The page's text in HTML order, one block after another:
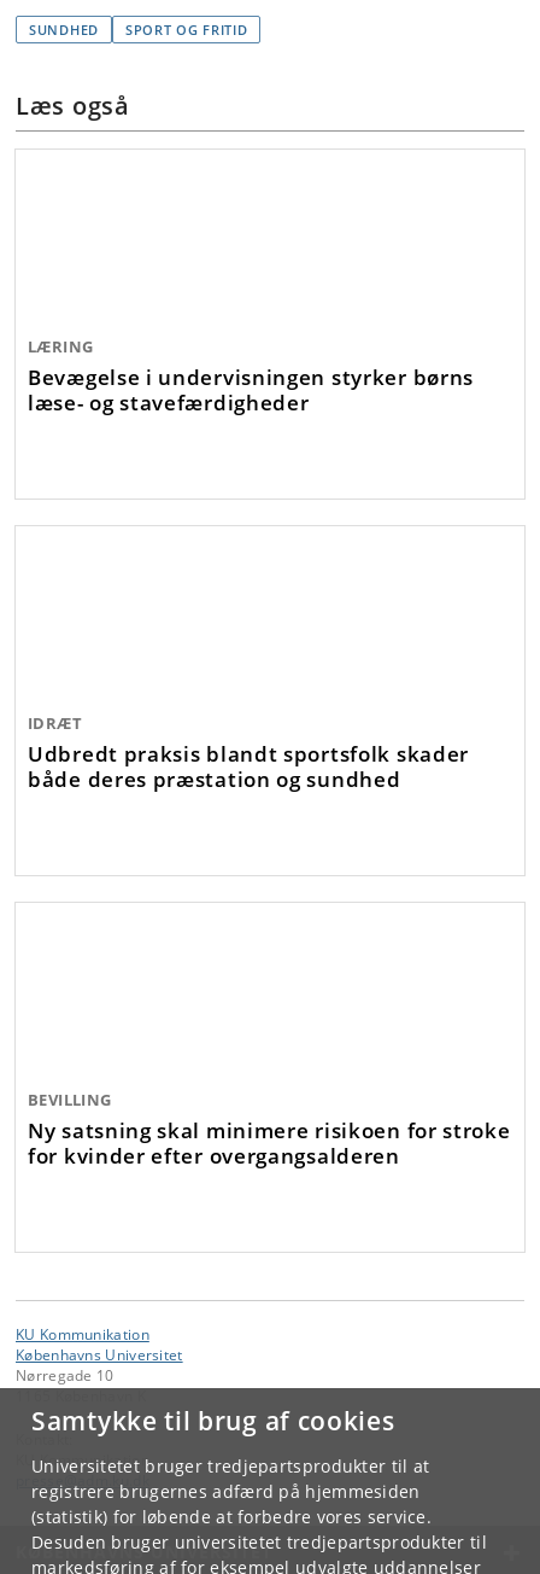
Samtykke til brug af cookies
Universitetet bruger tredjepartsprodukter til at
registrere brugernes adfærd på hjemmesiden
(statistik) for løbende at forbedre vores service.
Desuden bruger universitetet tredjepartsprodukter til
markedsføring af for eksempel udvalgte uddannelser
SUNDHED SPORT OG FRITID
Læs også
LÆRING
Bevægelse i undervisningen styrker børns
læse- og stavefærdigheder
IDRÆT
Udbredt praksis blandt sportsfolk skader
både deres præstation og sundhed
BEVILLING
Ny satsning skal minimere risikoen for stroke
for kvinder efter overgangsalderen
KU Kommunikation
Københavns Universitet
Nørregade 10
KU Kommunikation
KØBENHAVNS UNIVERSITET